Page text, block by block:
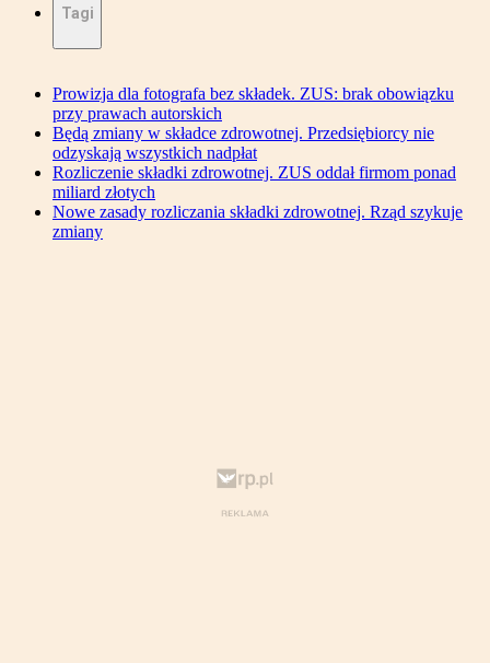
Tagi
Prowizja dla fotografa bez składek. ZUS: brak obowiązku
przy prawach autorskich
Będą zmiany w składce zdrowotnej. Przedsiębiorcy nie
odzyskają wszystkich nadpłat
Rozliczenie składki zdrowotnej. ZUS oddał firmom ponad
miliard złotych
Nowe zasady rozliczania składki zdrowotnej. Rząd szykuje
zmiany